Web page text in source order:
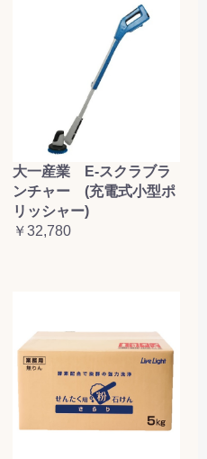
大一産業 E-スクラブラ
ンチャー (充電式小型ポ
リッシャー)
￥32,780